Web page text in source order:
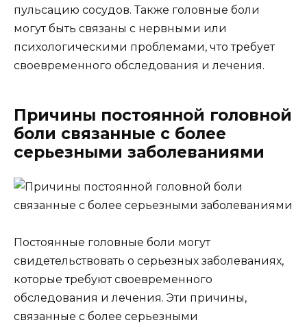
пульсацию сосудов. Также головные боли
могут быть связаны с нервными или
психологическими проблемами, что требует
своевременного обследования и лечения.
Причины постоянной головной
боли связанные с более
серьезными заболеваниями
Постоянные головные боли могут
свидетельствовать о серьезных заболеваниях,
которые требуют своевременного
обследования и лечения. Эти причины,
связанные с более серьезными